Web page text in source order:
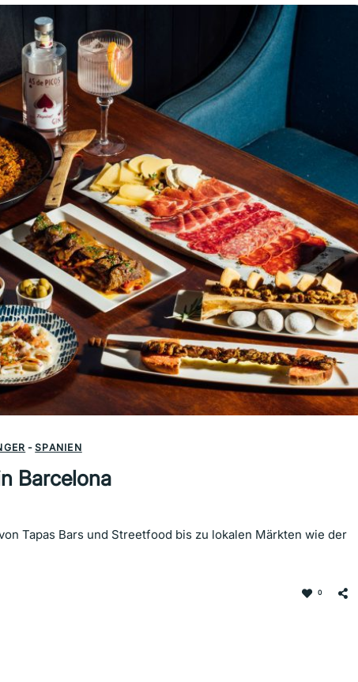
-SPANIEN
Barcelona
Tapas Bars und Streetfood bis zu lokalen Märkten wie der
0